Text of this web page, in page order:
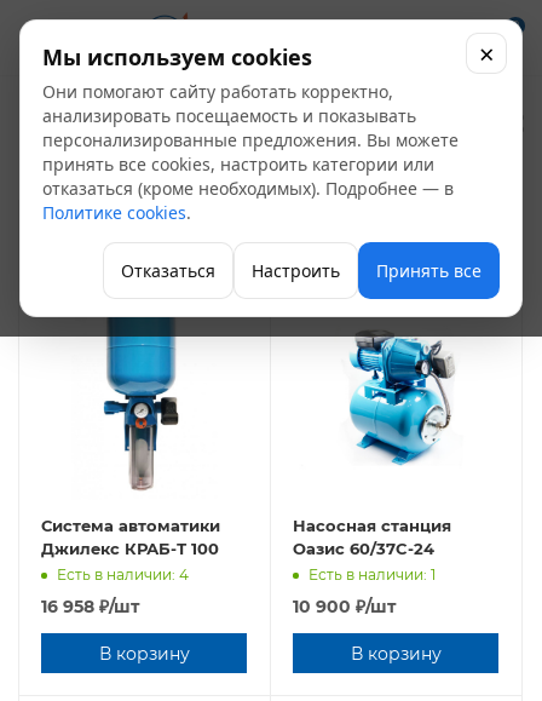
0
Насосные станции
Насосы и насосные станции
Система автоматики
Джилекс КРАБ-Т 100
Есть в наличии: 4
16 958 ₽/шт
В корзину
Насосная станция
Оазис 60/37C-24
Есть в наличии: 1
10 900 ₽/шт
В корзину
Мы используем cookies
Они помогают сайту работать корректно,
анализировать посещаемость и показывать
персонализированные предложения. Вы можете
принять все cookies, настроить категории или
отказаться (кроме необходимых). Подробнее — в
Политике cookies.
Отказаться Настроить Принять все
×